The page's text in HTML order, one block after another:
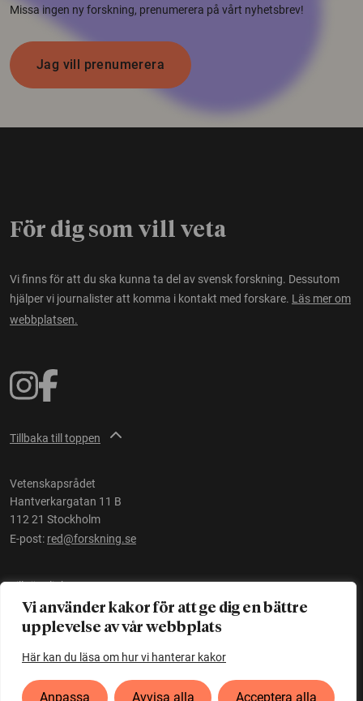
Vi använder kakor för att ge dig en bättre
upplevelse av vår webbplats
Här kan du läsa om hur vi hanterar kakor
Anpassa Avvisa alla Acceptera alla
Missa ingen ny forskning, prenumerera på vårt nyhetsbrev!
Jag vill prenumerera
För dig som vill veta
Vi finns för att du ska kunna ta del av svensk forskning. Dessutom
hjälper vi journalister att komma i kontakt med forskare. Läs mer om
webbplatsen.
Tillbaka till toppen
Vetenskapsrådet
Hantverkargatan 11 B
112 21 Stockholm
E-post: red@forskning.se
Tillgänglighet
Ett initiativ avVetenskapsrådet